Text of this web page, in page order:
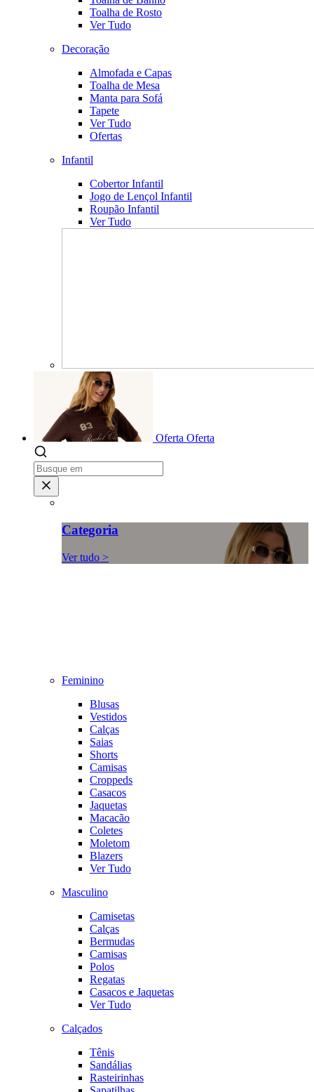
Toalha de Rosto
Ver Tudo
Decoração
Almofada e Capas
Toalha de Mesa
Manta para Sofá
Tapete
Ver Tudo
Ofertas
Infantil
Cobertor Infantil
Jogo de Lençol Infantil
Roupão Infantil
Ver Tudo
Oferta Oferta
Categoria
Ver tudo >
Feminino
Blusas
Vestidos
Calças
Saias
Shorts
Camisas
Croppeds
Casacos
Jaquetas
Macacão
Coletes
Moletom
Blazers
Ver Tudo
Masculino
Camisetas
Calças
Bermudas
Camisas
Polos
Regatas
Casacos e Jaquetas
Ver Tudo
Calçados
Tênis
Sandálias
Rasteirinhas